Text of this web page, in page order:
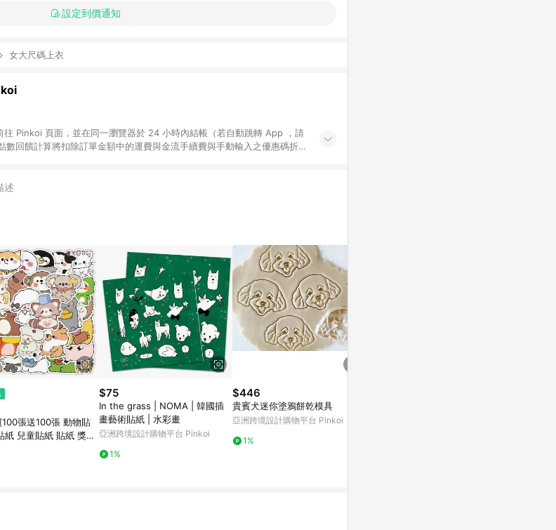
設定到價通知
女大尺碼上衣
Pinkoi 頁面，並在同一瀏覽器於 24 小時內結帳（若自動跳轉 App ，請
回饋計算將扣除訂單金額中的運費與金流手續費與手動輸入之優惠碼折
Android v4.6.0 / iOS v4.1.5 以上才具贈點資格。 7. 點數將於出貨後 45 天
於 LINE 購物前往 Pinkoi 頁面後才首次下載 Pinkoi APP 並完成訂單，不
述
張送100張 動物貼
紙 兒童貼紙 貼紙 獎勵
貼紙 防水貼紙 行李箱
$75
In the grass | NOMA | 韓國插
畫藝術貼紙 | 水彩畫
亞洲跨境設計購物平台 Pinkoi
1%
$446
貴賓犬迷你塗鴉餅乾模具
亞洲跨境設計購物平台 Pinkoi
1%